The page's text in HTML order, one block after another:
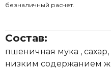
безналичный расчет.
Состав:
пшеничная мука ,
низким содержанием